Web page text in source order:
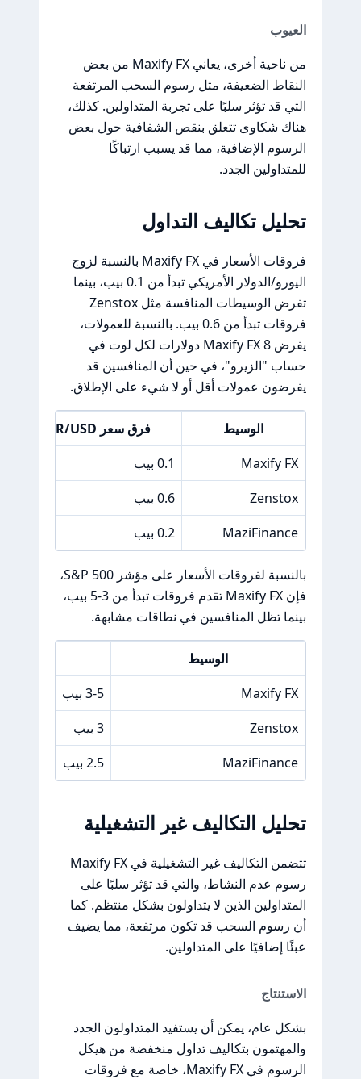
العيوب
من ناحية أخرى، يعاني Maxify FX من بعض
النقاط الضعيفة، مثل رسوم السحب المرتفعة
التي قد تؤثر سلبًا على تجربة المتداولين. كذلك،
هناك شكاوى تتعلق بنقص الشفافية حول بعض
الرسوم الإضافية، مما قد يسبب ارتباكًا
للمتداولين الجدد.
تحليل تكاليف التداول
فروقات الأسعار في Maxify FX بالنسبة لزوج
اليورو/الدولار الأمريكي تبدأ من 0.1 بيب، بينما
تفرض الوسيطات المنافسة مثل Zenstox
فروقات تبدأ من 0.6 بيب. بالنسبة للعمولات،
يفرض Maxify FX 8 دولارات لكل لوت في
حساب "الزيرو"، في حين أن المنافسين قد
يفرضون عمولات أقل أو لا شيء على الإطلاق.
الوسيط
فرق سعر EUR/USD
Maxify FX
0.1 بيب
Zenstox
0.6 بيب
MaziFinance
0.2 بيب
بالنسبة لفروقات الأسعار على مؤشر S&P 500،
فإن Maxify FX تقدم فروقات تبدأ من 3-5 بيب،
بينما تظل المنافسين في نطاقات مشابهة.
الوسيط
Maxify FX
3-5 بيب
Zenstox
3 بيب
MaziFinance
2.5 بيب
تحليل التكاليف غير التشغيلية
تتضمن التكاليف غير التشغيلية في Maxify FX
رسوم عدم النشاط، والتي قد تؤثر سلبًا على
المتداولين الذين لا يتداولون بشكل منتظم. كما
أن رسوم السحب قد تكون مرتفعة، مما يضيف
عبئًا إضافيًا على المتداولين.
الاستنتاج
بشكل عام، يمكن أن يستفيد المتداولون الجدد
والمهتمون بتكاليف تداول منخفضة من هيكل
الرسوم في Maxify FX، خاصة مع فروقات